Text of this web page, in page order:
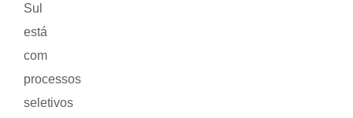
Sul
está
com
processos
seletivos